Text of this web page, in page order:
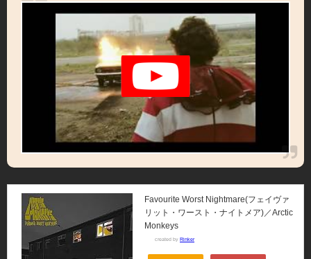
Favourite Worst Nightmare(フェイヴァ
リット・ワースト・ナイトメア)／Arctic
Monkeys
created by Rinker